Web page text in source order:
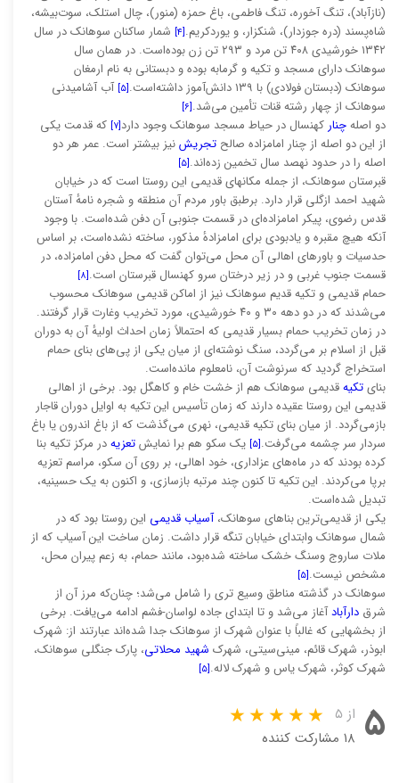
(نازآباد)، تنگ آخوره، تنگ فاطمی، باغ حمزه (منور)، چال استلک، سوت‌بیشه،
شاه‌پسند (دره جوزدار)، شنکزار، و یوردکریم.[۴]
شمار ساکنان سوهانک در سال
۱۳۴۲ خورشیدی ۴۰۸ تن مرد و ۲۹۳ تن زن بوده‌است. در همان سال
سوهانک دارای مسجد و تکیه و گرمابه بوده و دبستانی به نام ارمغان
سوهانک (دبستان فولادی) با ۱۳۹ دانش‌آموز داشته‌است.
[۵]
آب آشامیدنی
سوهانک از چهار رشته قنات تأمین می‌شد.[۶]
دو اصلهچنارکهنسال در حیاط مسجد سوهانک وجود دارد[۷]
که قدمت یکی
از این دو اصله از چنار امامزاده صالح تجریشنیز بیشتر است. عمر هر دو
اصله را در حدود نهصد سال تخمین زده‌اند.[۵]
قبرستان سوهانک، از جمله مکانهای قدیمی این روستا است که در خیابان
شهید احمد ازگلی قرار دارد. برطبق باور مردم آن منطقه و شجره نامهٔ آستان
قدس رضوی، پیکر امامزاده‌ای در قسمت جنوبی آن دفن شده‌است. با وجود
آنکه هیچ مقبره و یادبودی برای امامزادهٔ مذکور، ساخته نشده‌است، بر اساس
حدسیات و باورهای اهالی آن محل می‌توان گفت که محل دفن امامزاده، در
قسمت جنوب غربی و در زیر درختان سرو کهنسال قبرستان است.[۸]
حمام قدیمی و تکیه قدیم سوهانک نیز از اماکن قدیمی سوهانک محسوب
می‌شدند که در دو دهه ۳۰ و ۴۰ خورشیدی، مورد تخریب وغارت قرار گرفتند.
در زمان تخریب حمام بسیار قدیمی که احتمالاً زمان احداث اولیهٔ آن به دوران
قبل از اسلام بر می‌گردد، سنگ نوشته‌ای از میان یکی از پی‌های بنای حمام
استخراج گردید که سرنوشت آن، نامعلوم مانده‌است.
بنایتکیهقدیمی سوهانک هم از خشت خام و کاهگل بود. برخی از اهالی
قدیمی این روستا عقیده دارند که زمان تأسیس این تکیه به اوایل دوران قاجار
بازمی‌گردد. از میان بنای تکیه قدیمی، نهری می‌گذشت که از باغ اندرون یا باغ
سردار سر چشمه می‌گرفت.[۵] یک سکو هم برا نمایشتعزیهدر مرکز تکیه بنا
کرده بودند که در ماه‌های عزاداری، خود اهالی، بر روی آن سکو، مراسم تعزیه
برپا می‌کردند. این تکیه تا کنون چند مرتبه بازسازی، و اکنون به یک حسینیه،
تبدیل شده‌است.
یکی از قدیمی‌ترین بناهای سوهانک،آسیاب قدیمی این روستا بود که در
شمال سوهانک وابتدای خیابان تنگه قرار داشت. زمان ساخت این آسیاب که از
ملات ساروج وسنگ خشک ساخته شده‌بود، مانند حمام، به زعم پیران محل،
مشخص نیست.[۵]
سوهانک در گذشته مناطق وسیع تری را شامل می‌شد؛ چنان‌که مرز آن از
شرق دارآبادآغاز می‌شد و تا ابتدای جاده لواسان-فشم ادامه می‌یافت. برخی
از بخشهایی که غالباً با عنوان شهرک از سوهانک جدا شده‌اند عبارتند از: شهرک
ابوذر، شهرک قائم، مینی‌سیتی، شهرک شهید محلاتی، پارک جنگلی سوهانک،
شهرک کوثر، شهرک یاس و شهرک لاله.[۵]
۵ از ۵
۱۸ مشارکت کننده